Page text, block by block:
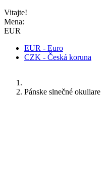
Vitajte!
Mena:
EUR
EUR - Euro
CZK - Česká koruna
Pánske slnečné okuliare